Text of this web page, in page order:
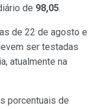
de 98,05.
de 22 de agosto e
ser testadas
atualmente na
porcentuais de